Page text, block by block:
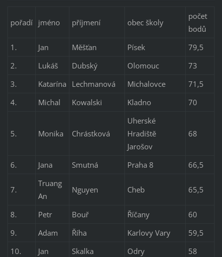
pořadí jméno příjmení obec školy
počet
bodů
1.
Jan Měšťan Písek
79,5
2.
Lukáš Dubský Olomouc
73
3.
Katarína Lechmanová Michalovce
71,5
4.
Michal Kowalski Kladno 70
5. Monika Chrástková
Uherské
Hradiště
Jarošov
68
6. Jana Smutná Praha 8 66,5
7.
Truang
An
Nguyen Cheb 65,5
8. Petr Bouř Říčany
60
9.
Adam Říha Karlovy Vary
59,5
10.
Jan Skalka Odry
58